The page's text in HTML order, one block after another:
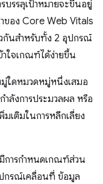
รรลุเป้าหมายจะขึ้นอยู่
อง Core Web Vitals
กันสำหรับทั้ง 2 อุปกรณ์
ใจเกณฑ์ได้ง่ายขึ้น
ใดหมวดหมู่หนึ่งเสมอ
ลังการประมวลผล หรือ
เติมในการหลีกเลี่ยง
การกําหนดเกณฑ์ส่วน
กรณ์เคลื่อนที่ ข้อมูล